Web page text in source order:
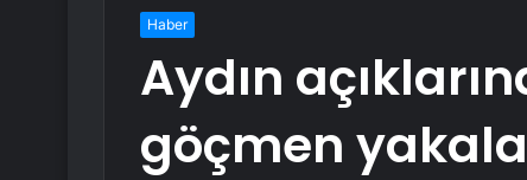
Haber
Aydın
göçmen